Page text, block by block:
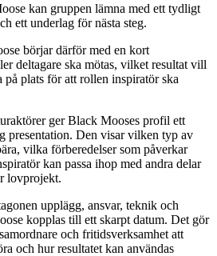
kan gruppen lämna med ett tydligt
ett underlag för nästa steg.
börjar därför med en kort
deltagare ska mötas, vilket resultat vill
på plats för att rollen inspiratörska
gerBlack Mooses profil ett
presentation. Den visar vilken typ av
vilka förberedelser som påverkar
kan passa ihop med andra delar
lovprojekt.
upplägg, ansvar, teknik och
kopplas till ett skarpt datum. Det gör
och fritidsverksamhet att
och hur resultatet kan användas